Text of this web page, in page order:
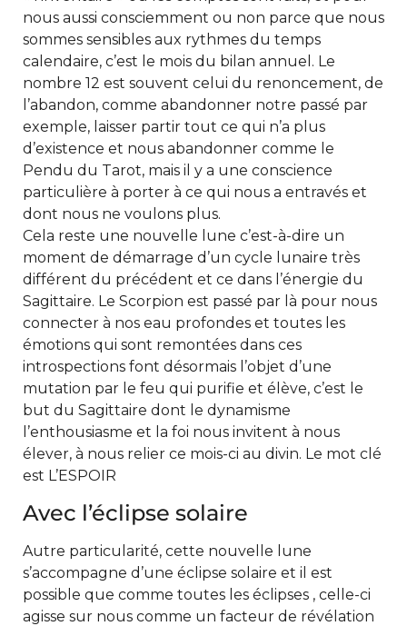
nous aussi consciemment ou non parce que nous
sommes sensibles aux rythmes du temps
calendaire, c’est le mois du bilan annuel. Le
nombre 12 est souvent celui du renoncement, de
l’abandon, comme abandonner notre passé par
exemple, laisser partir tout ce qui n’a plus
d’existence et nous abandonner comme le
Pendu du Tarot, mais il y a une conscience
particulière à porter à ce qui nous a entravés et
dont nous ne voulons plus.
Cela reste une nouvelle lune c’est-à-dire un
moment de démarrage d’un cycle lunaire très
différent du précédent et ce dans l’énergie du
Sagittaire. Le Scorpion est passé par là pour nous
connecter à nos eau profondes et toutes les
émotions qui sont remontées dans ces
introspections font désormais l’objet d’une
mutation par le feu qui purifie et élève, c’est le
but du Sagittaire dont le dynamisme
l’enthousiasme et la foi nous invitent à nous
élever, à nous relier ce mois-ci au divin. Le mot clé
est L’ESPOIR
Avec l’éclipse solaire
Autre particularité, cette nouvelle lune
s’accompagne d’une éclipse solaire et il est
possible que comme toutes les éclipses , celle-ci
agisse sur nous comme un facteur de révélation